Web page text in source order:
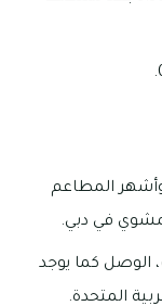
المطاعم
في دبي.
الوصل كما يوجد
المتحدة.